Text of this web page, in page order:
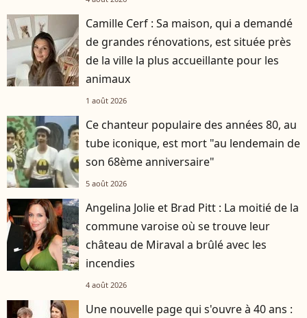
Camille Cerf : Sa maison, qui a demandé
de grandes rénovations, est située près
de la ville la plus accueillante pour les
animaux
1 août 2026
Ce chanteur populaire des années 80, au
tube iconique, est mort "au lendemain de
son 68ème anniversaire"
5 août 2026
Angelina Jolie et Brad Pitt : La moitié de la
commune varoise où se trouve leur
château de Miraval a brûlé avec les
incendies
4 août 2026
Une nouvelle page qui s'ouvre à 40 ans :